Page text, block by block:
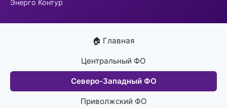
Энерго Контур
🏠 Главная
Центральный ФО
Северо-Западный ФО
Приволжский ФО